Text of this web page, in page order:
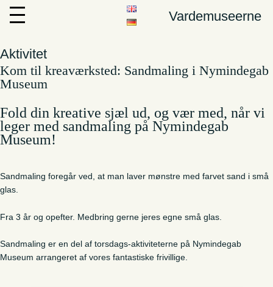
Vardemuseerne
Aktivitet
Kom til kreaværksted: Sandmaling i Nymindegab
Museum
Fold din kreative sjæl ud, og vær med, når vi
leger med sandmaling på Nymindegab
Museum!
Sandmaling foregår ved, at man laver mønstre med farvet sand i små
glas.
Fra 3 år og opefter. Medbring gerne jeres egne små glas.
Sandmaling er en del af torsdags-aktiviteterne på Nymindegab
Museum arrangeret af vores fantastiske frivillige.